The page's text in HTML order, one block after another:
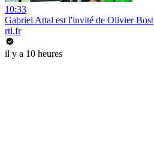
10:33
Gabriel Attal est l'invité de Olivier Bost
rtl.fr
il y a 10 heures